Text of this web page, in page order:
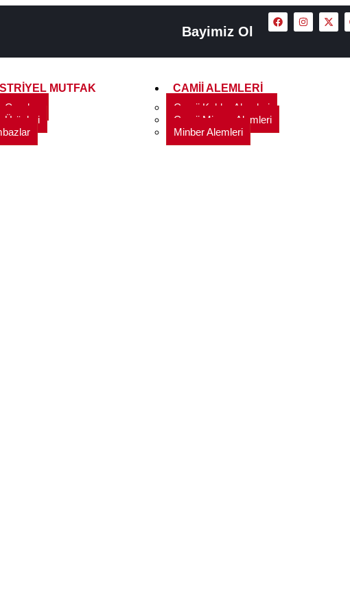
Bayimiz Ol
MUTFAK
Ürünleri
CAMII ALEMLERI
Camii Kubbe Alemleri
Camii Minare Alemleri
Minber Alemleri